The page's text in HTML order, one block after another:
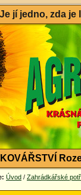
jí jedno, zda
Úvod / Zahrádkářské